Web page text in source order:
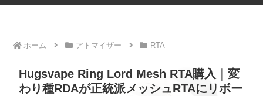
ホーム アトマイザー RTA
Hugsvape Ring Lord Mesh RTA購入｜変
わり種RDAが正統派メッシュRTAにリボー